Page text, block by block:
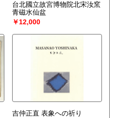
台北國立故宮博物院北宋汝窯
青磁水仙盆
￥12,000
吉仲正直 表象への祈り